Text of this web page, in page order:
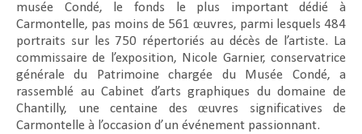
musée Condé, le fonds le plus important dédié à
Carmontelle, pas moins de 561 œuvres, parmi lesquels 484
portraits sur les 750 répertoriés au décès de l’artiste. La
commissaire de l’exposition, Nicole Garnier, conservatrice
générale du Patrimoine chargée du Musée Condé, a
rassemblé au Cabinet d’arts graphiques du domaine de
Chantilly, une centaine des œuvres significatives de
Carmontelle à l’occasion d’un événement passionnant.